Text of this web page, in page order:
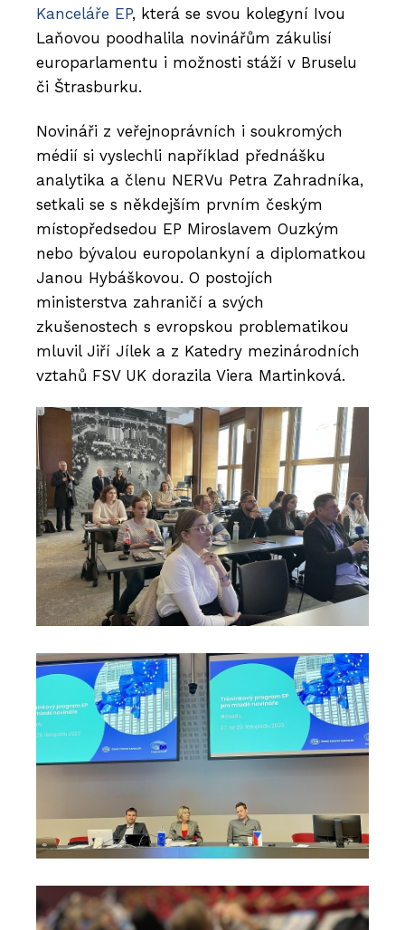
Kanceláře EP, která se svou kolegyní Ivou
Laňovou poodhalila novinářům zákulisí
europarlamentu i možnosti stáží v Bruselu
či Štrasburku.
Novináři z veřejnoprávních i soukromých
médií si vyslechli například přednášku
analytika a členu NERVu Petra Zahradníka,
setkali se s někdejším prvním českým
místopředsedou EP Miroslavem Ouzkým
nebo bývalou europolankyní a diplomatkou
Janou Hybáškovou. O postojích
ministerstva zahraničí a svých
zkušenostech s evropskou problematikou
mluvil Jiří Jílek a z Katedry mezinárodních
vztahů FSV UK dorazila Viera Martinková.